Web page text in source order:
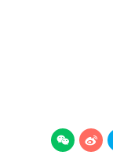
 